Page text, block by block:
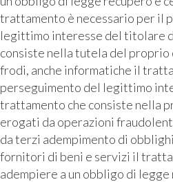
trattamento è necessario per il
legittimo interesse del titolare
consiste nella tutela del
frodi, anche informatiche il
perseguimento del legittimo
trattamento che consiste nella
erogati da operazioni
da terzi adempimento di
fornitori di beni e servizi il
adempiere a un obbligo di